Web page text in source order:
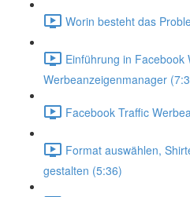
Worin besteht das
Einführung in
Werbeanzeigenmanager
Facebook Traffic
Format auswählen,
gestalten (5:36)